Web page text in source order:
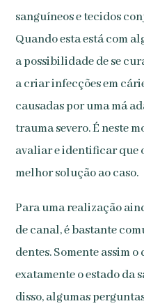
sanguíneos e tecidos
Quando esta está com
a possibilidade de se
a criar infecções em
causadas por uma má
trauma severo. É neste
avaliar e identificar que
melhor solução ao caso.
Para uma realização
de canal, é bastante
dentes. Somente assim
exatamente o estado da
disso, algumas